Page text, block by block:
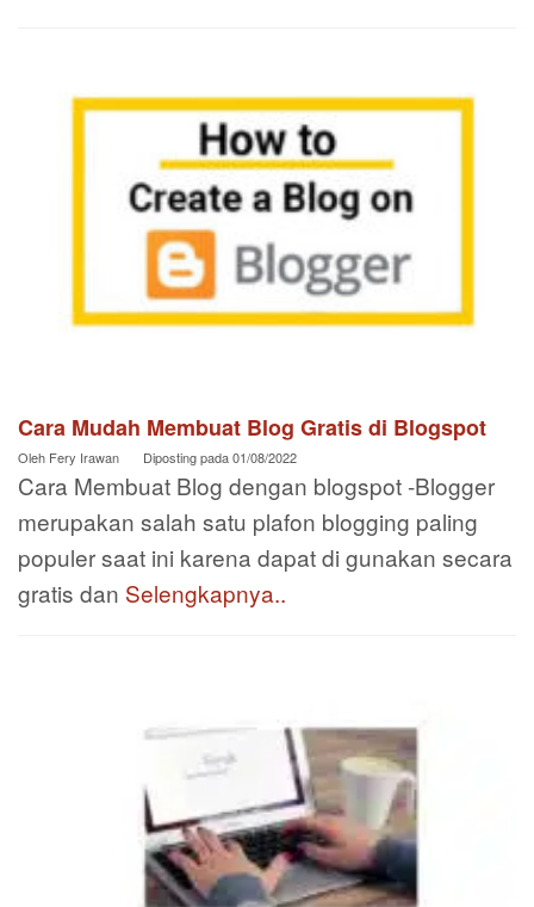
Cara Mudah Membuat Blog Gratis di Blogspot
Oleh Fery Irawan Diposting pada01/08/2022
Cara Membuat Blog dengan blogspot -Blogger
merupakan salah satu plafon blogging paling
populer saat ini karena dapat di gunakan secara
gratis dan Selengkapnya..